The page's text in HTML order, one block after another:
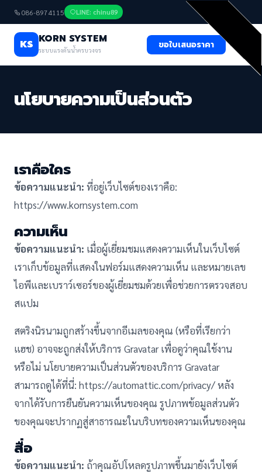
086-8974115 LINE: chinu89
KS KORN SYSTEM
ระบบแรงดันน้ำครบวงจร ขอใบเสนอราคา
นโยบายความเป็นส่วนตัว
เราคือใคร
ข้อความแนะนำ: ที่อยู่เว็บไซต์ของเราคือ:
https://www.kornsystem.com
ความเห็น
ข้อความแนะนำ: เมื่อผู้เยี่ยมชมแสดงความเห็นในเว็บไซต์
เราเก็บข้อมูลที่แสดงในฟอร์มแสดงความเห็น และหมายเลข
ไอพีและเบราว์เซอร์ของผู้เยี่ยมชมด้วยเพื่อช่วยการตรวจสอบ
สแปม
สตริงนิรนามถูกสร้างขึ้นจากอีเมลของคุณ (หรือที่เรียกว่า
แฮช) อาจจะถูกส่งให้บริการ Gravatar เพื่อดูว่าคุณใช้งาน
หรือไม่ นโยบายความเป็นส่วนตัวของบริการ Gravatar
สามารถดูได้ที่นี่: https://automattic.com/privacy/ หลัง
จากได้รับการยืนยันความเห็นของคุณ รูปภาพข้อมูลส่วนตัว
ของคุณจะปรากฏสู่สาธารณะในบริบทของความเห็นของคุณ
สื่อ
ข้อความแนะนำ: ถ้าคุณอัปโหลดรูปภาพขึ้นมายังเว็บไซต์